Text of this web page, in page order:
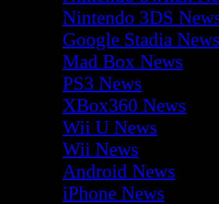
Nintendo 3DS
Google Stadia
Mad Box News
PS3 News
XBox360 News
Wii U News
Wii News
Android News
iPhone News